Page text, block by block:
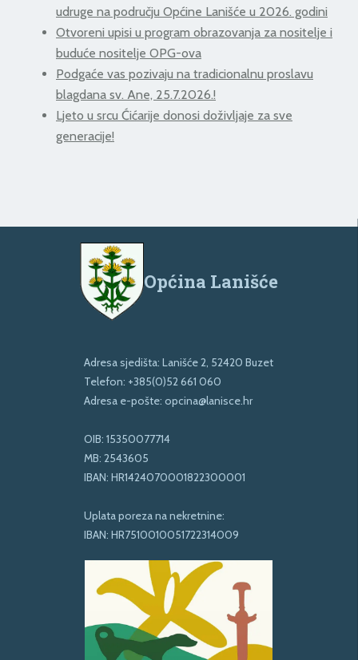
udruge na području Općine Lanišće u 2026. godini
Otvoreni upisi u program obrazovanja za nositelje i
buduće nositelje OPG-ova
Podgaće vas pozivaju na tradicionalnu proslavu
blagdana sv. Ane, 25.7.2026.!
Ljeto u srcu Ćićarije donosi doživljaje za sve
generacije!
Općina Lanišće
Adresa sjedišta: Lanišće 2, 52420 Buzet
Telefon: +385(0)52 661 060
Adresa e-pošte: opcina@lanisce.hr
OIB: 15350077714
MB: 2543605
IBAN: HR1424070001822300001
Uplata poreza na nekretnine:
IBAN: HR7510010051722314009